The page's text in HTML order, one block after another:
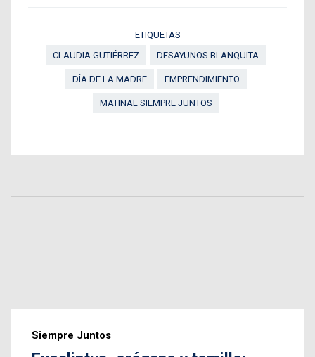
ETIQUETAS
CLAUDIA GUTIÉRREZ
DESAYUNOS BLANQUITA
DÍA DE LA MADRE EMPRENDIMIENTO
MATINAL SIEMPRE JUNTOS
Siempre Juntos